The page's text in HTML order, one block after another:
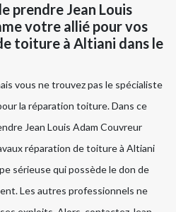
prendre Jean Louis
votre allié pour vos
toiture à Altiani dans le
vous ne trouvez pas le spécialiste
la réparation toiture. Dans ce
Jean Louis Adam Couvreur
réparation de toiture à Altiani
sérieuse qui possède le don de
Les autres professionnels ne